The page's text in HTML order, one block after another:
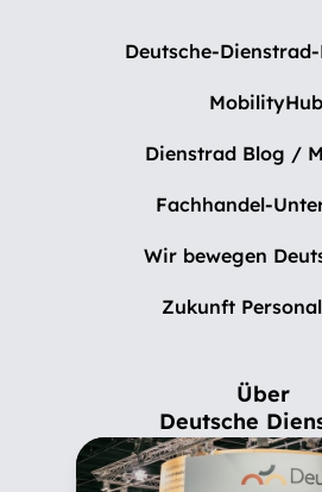
Deutsche-
MobilityHub
Dienstrad Blog /
Fachhandel-
Wir bewegen
Zukunft
Über
Deutsche